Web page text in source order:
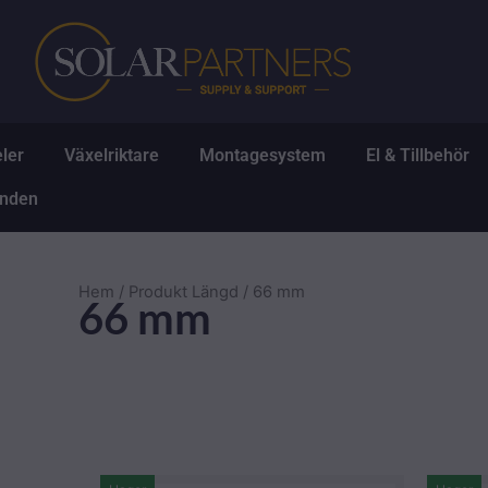
innehåll
Öppna Solpaneler
Växelriktare Öppna Växelriktare
Montagesystem ÖppnaEl & Tillbehör
Hem / Produkt Längd / 66 mm
66 mm